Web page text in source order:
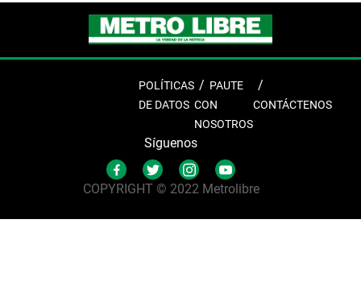
POLÍTICAS
DE DATOS
PAUTE
CON
NOSOTROS
CONTÁCTENOS
Síguenos
COPYRIGHT © 2022 Metrolibre